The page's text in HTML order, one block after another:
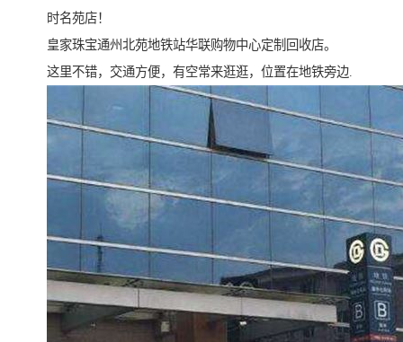
时名苑店！
皇家珠宝通州北苑地铁站华联购物中心定制回收店。
这里不错，交通方便，有空常来逛逛，位置在地铁旁边.